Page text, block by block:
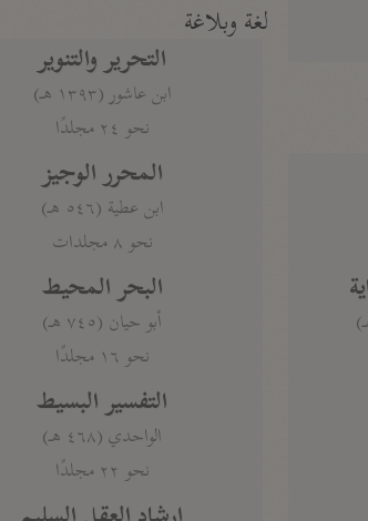
لغة وبلاغة
التحرير والتنوير
ابن عاشور (١٣٩٣ هـ)
نحو ٢٤ مجلدًا
المحرر الوجيز
ابن عطية (٥٤٦ هـ)
نحو ٨ مجلدات
البحر المحيط
أبو حيان (٧٤٥ هـ)
نحو ١٦ مجلدًا
التفسير البسيط
الواحدي (٤٦٨ هـ)
نحو ٢٢ مجلدًا